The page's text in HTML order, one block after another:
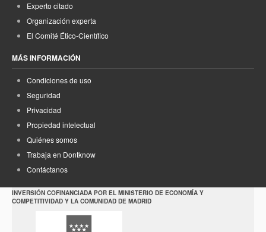
Experto citado
Organización experta
El Comité Ético-Científico
MÁS INFORMACIÓN
Condiciones de uso
Seguridad
Privacidad
Propiedad intelectual
Quiénes somos
Trabaja en Dontknow
Contáctanos
INVERSIÓN COFINANCIADA POR EL MINISTERIO DE ECONOMÍA Y
COMPETITIVIDAD Y LA COMUNIDAD DE MADRID